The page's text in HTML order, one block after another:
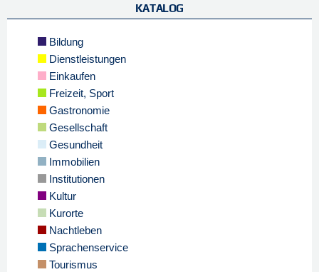
KATALOG
Bildung
Dienstleistungen
Einkaufen
Freizeit, Sport
Gastronomie
Gesellschaft
Gesundheit
Immobilien
Institutionen
Kultur
Kurorte
Nachtleben
Sprachenservice
Tourismus